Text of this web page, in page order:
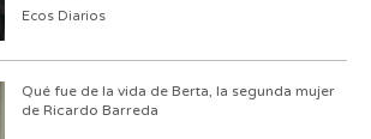
Ecos Diarios
Qué fue de la vida de Berta, la segunda mujer
de Ricardo Barreda